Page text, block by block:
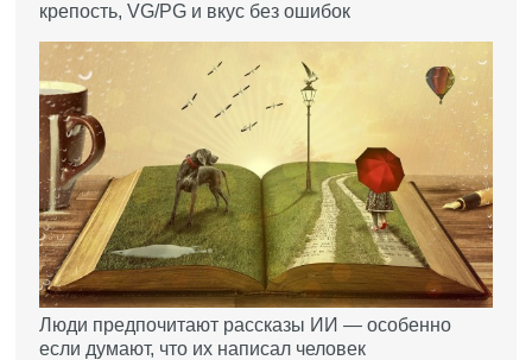
крепость, VG/PG и вкус без ошибок
Люди предпочитают рассказы ИИ — особенно
если думают, что их написал человек